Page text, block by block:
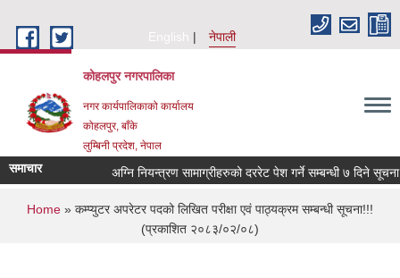
English
नेपाली
कोहलपुर नगरपालिका
नगर कार्यपालिकाको कार्यालय
कोहलपुर, बाँके
लुम्बिनी प्रदेश, नेपाल
समाचार
You are here
Home » कम्प्युटर अपरेटर पदको लिखित परीक्षा एवं पाठ्यक्रम सम्बन्धी सूचना!!!
(प्रकाशित २०८३/०२/०८)